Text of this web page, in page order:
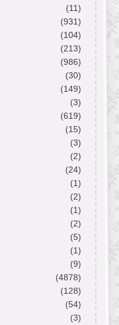
(11)
(931)
(104)
(213)
(986)
(30)
(149)
(3)
(619)
(15)
(3)
(2)
(24)
(1)
(2)
(1)
(2)
(5)
(1)
(9)
(4878)
(128)
(54)
(3)